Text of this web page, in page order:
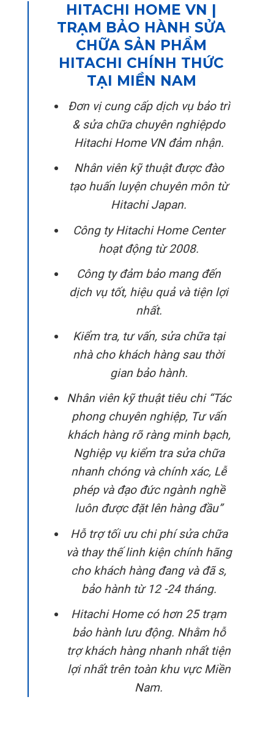
HITACHI HOME VN |
TRẠM BẢO HÀNH SỬA
CHỮA SẢN PHẨM
HITACHI CHÍNH THỨC
TẠI MIỀN NAM
Đơn vị cung cấp dịch vụ bảo trì
& sửa chữa chuyên nghiệpdo
Hitachi Home VN đảm nhận.
Nhân viên kỹ thuật được đào
tạo huấn luyện chuyên môn từ
Hitachi Japan.
Công ty Hitachi Home Center
hoạt động từ 2008.
Công ty đảm bảo mang đến
dịch vụ tốt, hiệu quả và tiện lợi
nhất.
Kiểm tra, tư vấn, sửa chữa tại
nhà cho khách hàng sau thời
gian bảo hành.
Nhân viên kỹ thuật tiêu chi “Tác
phong chuyên nghiệp, Tư vấn
khách hàng rõ ràng minh bạch,
Nghiệp vụ kiểm tra sửa chữa
nhanh chóng và chính xác, Lễ
phép và đạo đức ngành nghề
luôn được đặt lên hàng đầu”
Hỗ trợ tối ưu chi phí sửa chữa
và thay thế linh kiện chính hãng
cho khách hàng đang và đã s,
bảo hành từ 12 -24 tháng.
Hitachi Home có hơn 25 trạm
bảo hành lưu động. Nhằm hỗ
trợ khách hàng nhanh nhất tiện
lợi nhất trên toàn khu vực Miền
Nam.